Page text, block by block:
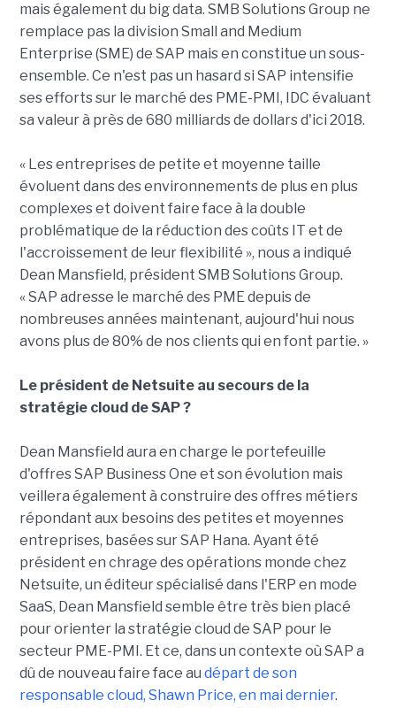
mais également du big data. SMB Solutions Group ne
remplace pas la division Small and Medium
Enterprise (SME) de SAP mais en constitue un sous-
ensemble. Ce n'est pas un hasard si SAP intensifie
ses efforts sur le marché des PME-PMI, IDC évaluant
sa valeur à près de 680 milliards de dollars d'ici 2018.
« Les entreprises de petite et moyenne taille
évoluent dans des environnements de plus en plus
complexes et doivent faire face à la double
problématique de la réduction des coûts IT et de
l'accroissement de leur flexibilité », nous a indiqué
Dean Mansfield, président SMB Solutions Group.
« SAP adresse le marché des PME depuis de
nombreuses années maintenant, aujourd'hui nous
avons plus de 80% de nos clients qui en font partie. »
Le président de Netsuite au secours de la
stratégie cloud de SAP ?
Dean Mansfield aura en charge le portefeuille
d'offres SAP Business One et son évolution mais
veillera également à construire des offres métiers
répondant aux besoins des petites et moyennes
entreprises, basées sur SAP Hana. Ayant été
président en chrage des opérations monde chez
Netsuite, un éditeur spécialisé dans l'ERP en mode
SaaS, Dean Mansfield semble être très bien placé
pour orienter la stratégie cloud de SAP pour le
secteur PME-PMI. Et ce, dans un contexte où SAP a
dû de nouveau faire face au départ de son
responsable cloud, Shawn Price, en mai dernier.